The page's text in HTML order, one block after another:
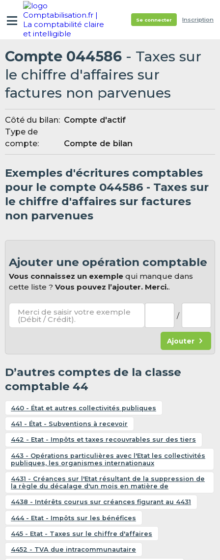
Se connecter Inscription
Compte 044586 - Taxes sur
le chiffre d'affaires sur
factures non parvenues
Côté du bilan: Compte d'actif
Type de
compte:
Compte de bilan
Exemples d'écritures comptables
pour le compte 044586 - Taxes sur
le chiffre d'affaires sur factures
non parvenues
Ajouter une opération comptable
Vous connaissez un exemple qui manque dans
cette liste ?Vous pouvez l’ajouter. Merci..
Merci de saisir votre exemple
(Débit / Crédit). /
Ajouter
D’autres comptes de la classe
comptable 44
440 - État et autres collectivités publiques
441 - État - Subventions à recevoir
442 - Etat - Impôts et taxes recouvrables sur des tiers
443 - Opérations particulières avec l'Etat les collectivités
publiques, les organismes internationaux
4431 - Créances sur l'Etat résultant de la suppression de
la règle du décalage d'un mois en matière de
4438 - Intérêts courus sur créances figurant au 4431
444 - Etat - Impôts sur les bénéfices
445 - Etat - Taxes sur le chiffre d'affaires
4452 - TVA due intracommunautaire